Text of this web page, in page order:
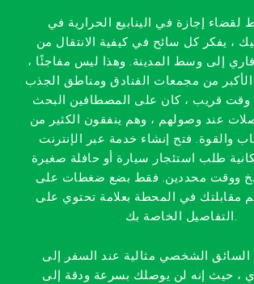
لقضاء إجازة في الينابيع الحرارية في
، يفكر كل سائح في كيفية الانتقال من
إلى وسط المدينة. وهذا ليس مفاجئًا ،
الأكبر من مجمعات الفنادق ومناطق الجذب
وقت قريب ، كان على المصطافين البحث
عند وصولهم ، وهم ينفقون الكثير من
والقوة. فتح إنشاء خدمة عبر الإنترنت
طلب استئجار سيارة أو حافلة صغيرة
ووقت محددين. فقط بضع ضغطات على
مقابلتك في المحطة بعلامة تحتوي على
التفاصيل الخاصة بك.
السائق الشخصي مثالية عند السفر إلى
، حيث إنه لن يوصلك بسرعة ودقة إلى